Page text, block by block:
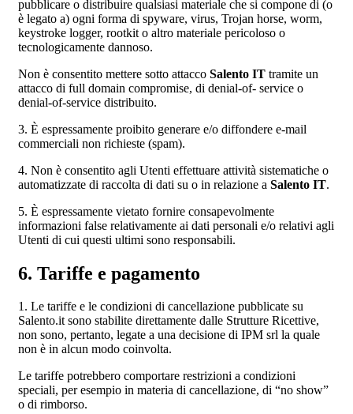
pubblicare o distribuire qualsiasi materiale che si compone di (o
è legato a) ogni forma di spyware, virus, Trojan horse, worm,
keystroke logger, rootkit o altro materiale pericoloso o
tecnologicamente dannoso.
Non è consentito mettere sotto attacco Salento IT tramite un
attacco di full domain compromise, di denial-of- service o
denial-of-service distribuito.
3. È espressamente proibito generare e/o diffondere e-mail
commerciali non richieste (spam).
4. Non è consentito agli Utenti effettuare attività sistematiche o
automatizzate di raccolta di dati su o in relazione a Salento IT.
5. È espressamente vietato fornire consapevolmente
informazioni false relativamente ai dati personali e/o relativi agli
Utenti di cui questi ultimi sono responsabili.
6. Tariffe e pagamento
1. Le tariffe e le condizioni di cancellazione pubblicate su
Salento.it sono stabilite direttamente dalle Strutture Ricettive,
non sono, pertanto, legate a una decisione di IPM srl la quale
non è in alcun modo coinvolta.
Le tariffe potrebbero comportare restrizioni a condizioni
speciali, per esempio in materia di cancellazione, di “no show”
o di rimborso.